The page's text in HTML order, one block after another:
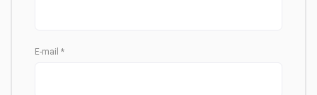
E-mail *